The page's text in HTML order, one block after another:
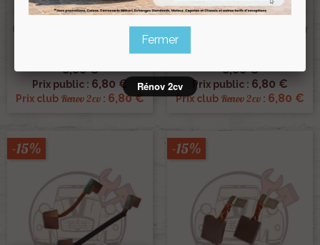
Charbon Demarreur Ducellier
Dyane4 DS ID19 OEM581222
8,00 €
Prix public : 6,80 €
Prix club Renov 2cv : 6,80 €
Charbon Demarreur Ducellier
Dyane 2cv Ami OEM 618491
8,00 €
Prix public : 6,80 €
Prix club Renov 2cv : 6,80 €
-15% -15%
Fermer
Rénov 2cv